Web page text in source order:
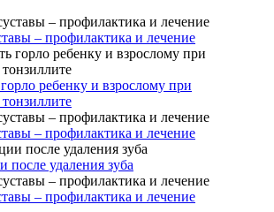
– профилактика и лечение
ребенку и взрослому при
– профилактика и лечение
после удаления зуба
– профилактика и лечение